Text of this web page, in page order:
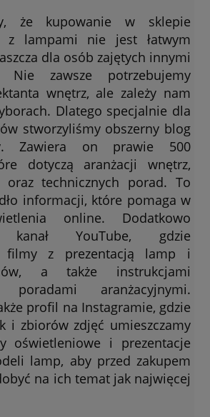
że kupowanie w sklepie
z lampami nie jest łatwym
dla osób zajętych innymi
Nie zawsze potrzebujemy
wnętrz, ale zależy nam
Dlatego specjalnie dla
stworzyliśmy obszerny blog
Zawiera on prawie 500
dotyczą aranżacji wnętrz,
technicznych porad. To
informacji, które pomaga w
online. Dodatkowo
kanał YouTube, gdzie
filmy z prezentacją lamp i
a także instrukcjami
aranżacyjnymi.
profil na Instagramie, gdzie
i zbiorów zdjęć umieszczamy
oświetleniowe i prezentacje
lamp, aby przed zakupem
na ich temat jak najwięcej